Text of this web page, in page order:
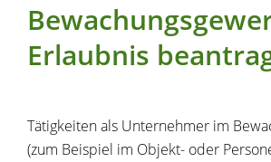
Erlaubnis
Tätigkeiten als Unternehmer im
(zum Beispiel im Objekt- oder